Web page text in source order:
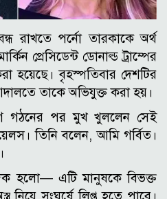
রাখতে পর্নো তারকাকে অর্থ
প্রেসিডেন্ট ডোনাল্ড ট্রাম্পের
হয়েছে। বৃহস্পতিবার দেশটির
তাকে অভিযুক্ত করা হয়।
গঠনের পর মুখ খুললেন সেই
তিনি বলেন, আমি গর্বিত।
হলো— এটি মানুষকে বিভক্ত